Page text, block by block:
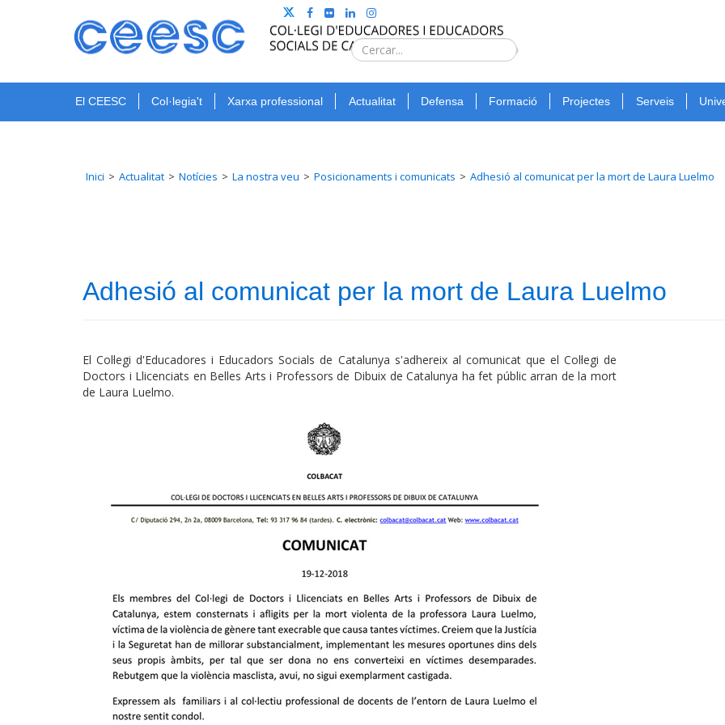
Type 2 or
for
results.
Cerca
El CEESC Col·legia't Xarxa professional Actualitat Defensa Formació Projectes Serveis
Inici Actualitat Notícies La nostra veu Posicionaments i comunicats Adhesió al comunicat per la mort de Laura Luelmo
Adhesió al comunicat per la mort de Laura Luelmo
El Col·legi d'Educadores i Educadors Socials de Catalunya s'adhereix al comunicat que el Col·legi de
Doctors i Llicenciats en Belles Arts i Professors de Dibuix de Catalunya ha fet públic arran de la mort
de Laura Luelmo.